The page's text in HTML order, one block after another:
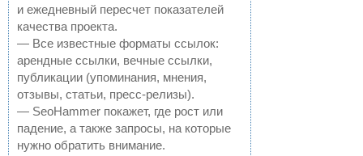
и ежедневный пересчет показателей
качества проекта.
— Все известные форматы ссылок:
арендные ссылки, вечные ссылки,
публикации (упоминания, мнения,
отзывы, статьи, пресс-релизы).
— SeoHammer покажет, где рост или
падение, а также запросы, на которые
нужно обратить внимание.